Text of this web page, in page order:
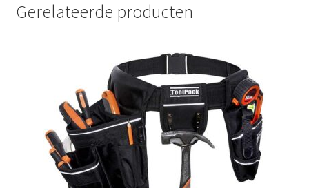
Gerelateerde producten